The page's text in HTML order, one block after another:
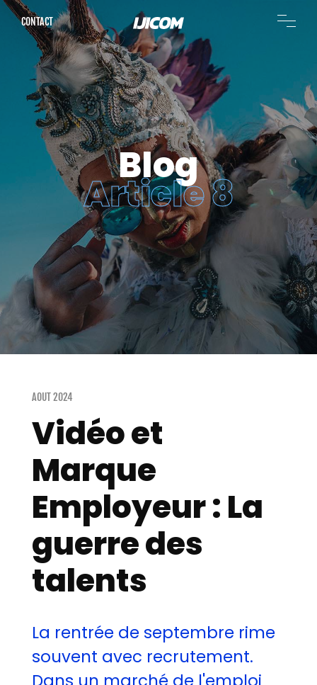
CONTACT
Blog
Article 8
AOUT 2024
Vidéo et
Marque
Employeur : La
guerre des
talents
La rentrée de septembre rime
souvent avec recrutement.